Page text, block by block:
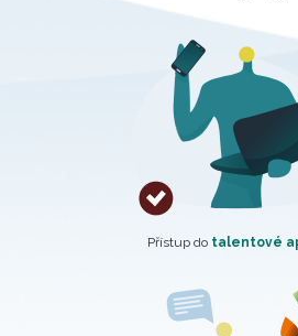
Přístup do talentové